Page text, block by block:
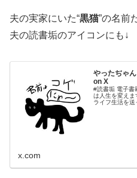
夫の実家にいた“黒猫”の名前
夫の読書垢のアイコンにも↓
やったぢゃ
on X
#読書垢 電子書
は人生を変えま
ライフ生活を
x.com